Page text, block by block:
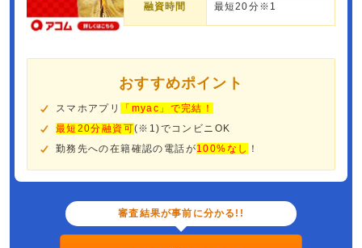
融資時間 最短20分※1
おすすめポイント
スマホアプリ
「myac」で完結！
最短20分融資可(※1)でコンビニOK
勤務先への在籍確認の電話が100%なし ！
審査結果が事前に分かる!!